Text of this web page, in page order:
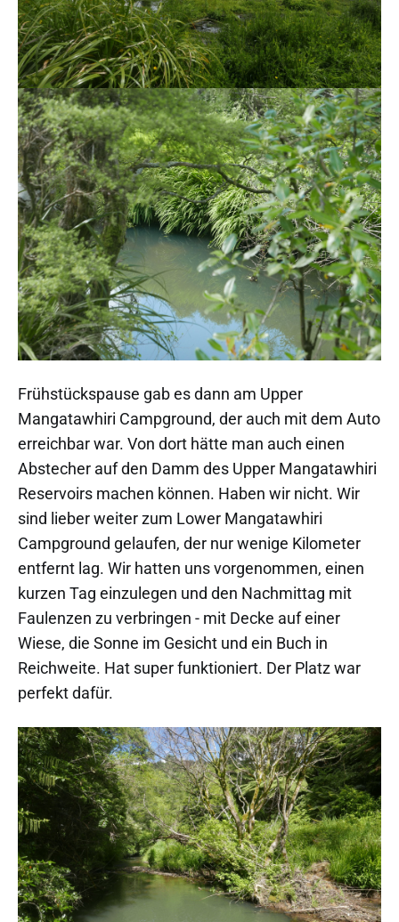
Frühstückspause gab es dann am Upper
Mangatawhiri Campground, der auch mit dem Auto
erreichbar war. Von dort hätte man auch einen
Abstecher auf den Damm des Upper Mangatawhiri
Reservoirs machen können. Haben wir nicht. Wir
sind lieber weiter zum Lower Mangatawhiri
Campground gelaufen, der nur wenige Kilometer
entfernt lag. Wir hatten uns vorgenommen, einen
kurzen Tag einzulegen und den Nachmittag mit
Faulenzen zu verbringen - mit Decke auf einer
Wiese, die Sonne im Gesicht und ein Buch in
Reichweite. Hat super funktioniert. Der Platz war
perfekt dafür.